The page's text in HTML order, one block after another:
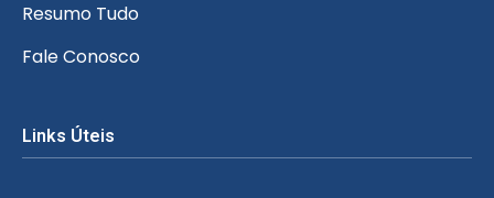
Resumo Tudo
Fale Conosco
Links Úteis